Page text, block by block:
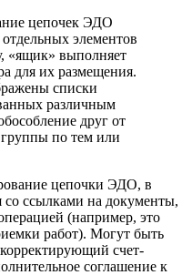
цепочек ЭДО
элементов
«ящик» выполняет
для их размещения.
списки
различным
друг от
группы по тем или
цепочки ЭДО, в
со ссылками на документы,
(например, это
работ). Могут быть
счет-
соглашение к